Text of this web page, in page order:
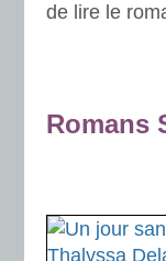
de lire le
Romans